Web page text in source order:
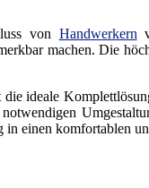
von Handwerkern
machen. Die
die ideale
einen komfortablen